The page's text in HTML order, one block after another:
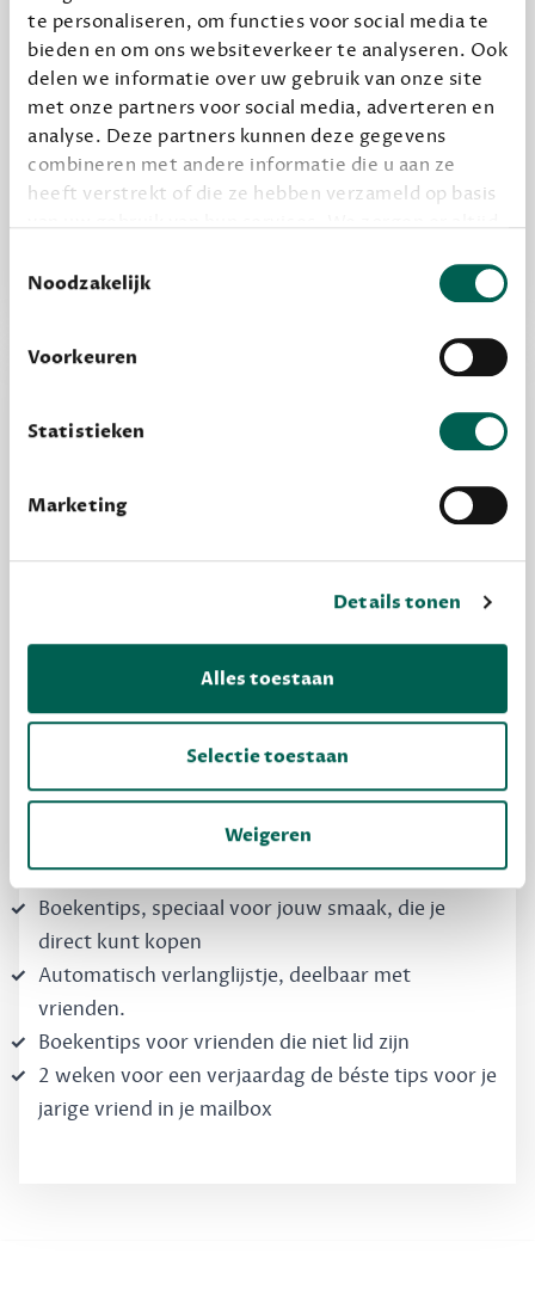
te personaliseren, om functies voor social media te
bieden en om ons websiteverkeer te analyseren. Ook
delen we informatie over uw gebruik van onze site
met onze partners voor social media, adverteren en
analyse. Deze partners kunnen deze gegevens
combineren met andere informatie die u aan ze
heeft verstrekt of die ze hebben verzameld op basis
grondslag gebeurt, en er niet onnodig data van je
wordt verwerkt. Gevoelige persoonsgegevens delen
Noodzakelijk
Voorkeuren
Statistieken
Marketing
Details tonen
Alles toestaan
Selectie toestaan
Weigeren
Geef cadeau
Alles van Dewey Free
Word een bovengemiddelde lezer met 6 boeken
per jaar
Dewey Free
Krijg boekentips, persoonlijk voor jou en je
vrienden. Krijg én geef betere cadeaus.
Schrijf nu gratis in
Boekentips, speciaal voor jouw smaak, die je
direct kunt kopen
Automatisch verlanglijstje, deelbaar met
vrienden.
Boekentips voor vrienden die niet lid zijn
2 weken voor een verjaardag de béste tips voor je
jarige vriend in je mailbox